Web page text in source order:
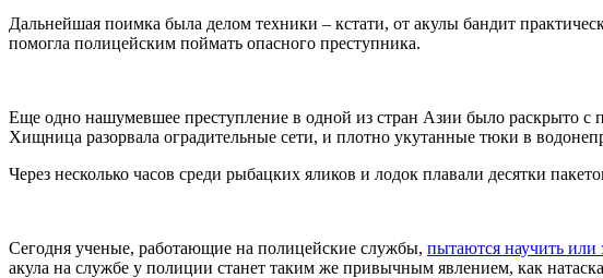
Дальнейшая поимка была делом техники – кстати, от акулы бандит
помогла полицейским поймать опасного преступника.
Еще одно нашумевшее преступление в одной из стран Азии было раскрыто
Хищница разорвала оградительные сети, и плотно укутанные тюки в
Через несколько часов среди рыбацких яликов и лодок плавали десятки
Сегодня ученые, работающие на полицейские службы, пытаются научить или
акула на службе у полиции станет таким же привычным явлением, как